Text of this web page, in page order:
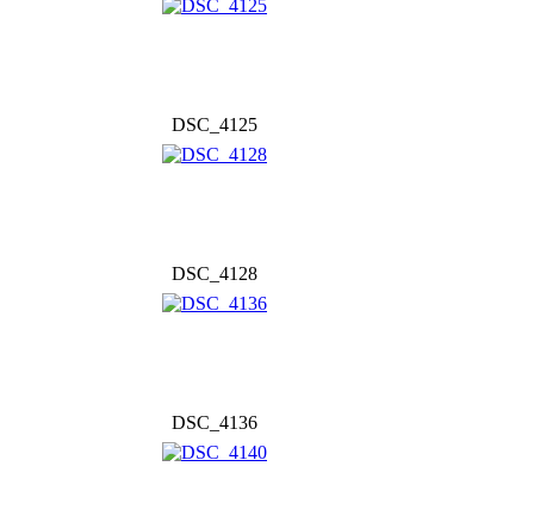
DSC_4125
DSC_4128
DSC_4136